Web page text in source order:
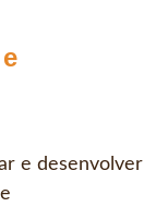
e desenvolver
e